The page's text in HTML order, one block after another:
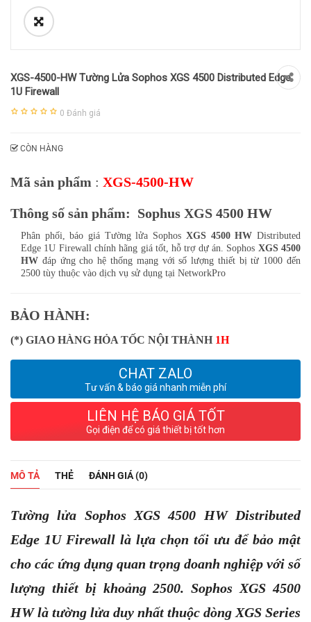
XGS-4500-HW Tường Lửa Sophos XGS 4500 Distributed Edge
1U Firewall
0 Đánh giá
CÒN HÀNG
Mã sản phẩm : XGS-4500-HW
Thông số sản phẩm: Sophus XGS 4500 HW
Phân phối, báo giá Tường lửa Sophos XGS 4500 HW Distributed
Edge 1U Firewall chính hãng giá tốt, hỗ trợ dự án. Sophos XGS 4500
HW đáp ứng cho hệ thống mạng với số lượng thiết bị từ 1000 đến
2500 tùy thuộc vào dịch vụ sử dụng tại NetworkPro
BẢO HÀNH:
(*) GIAO HÀNG HỎA TỐC NỘI THÀNH 1H
CHAT ZALO
Tư vấn & báo giá nhanh miễn phí
LIÊN HỆ BÁO GIÁ TỐT
Gọi điện để có giá thiết bị tốt hơn
MÔ TẢ THẺ ĐÁNH GIÁ (0)
Tường lửa Sophos XGS 4500 HW Distributed
Edge 1U Firewall là lựa chọn tối ưu để bảo mật
cho các ứng dụng quan trọng doanh nghiệp với số
lượng thiết bị khoảng 2500. Sophos XGS 4500
HW là tường lửa duy nhất thuộc dòng XGS Series